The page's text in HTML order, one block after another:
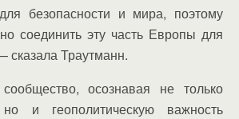
безопасности и мира, поэтому
соединить эту часть Европы для
Траутманн.
осознавая не только
но и геополитическую важность